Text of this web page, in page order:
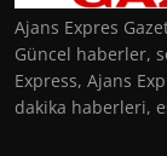
Ajans Expres
Güncel haberler,
Express, Ajans
dakika haberleri,